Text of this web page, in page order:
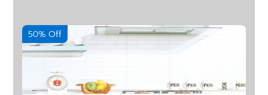
50% Off